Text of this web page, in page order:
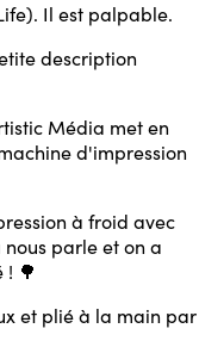
Il est palpable.
description
Média met en
d'impression
à froid avec
parle et on a
🌳
et plié à la main par